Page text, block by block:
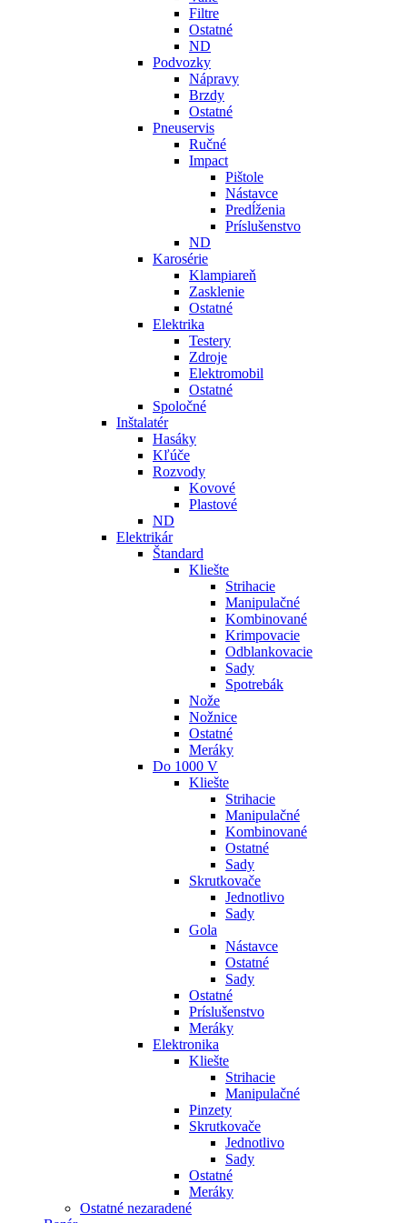
Filtre
Ostatné
ND
Podvozky
Nápravy
Brzdy
Ostatné
Pneuservis
Ručné
Impact
Pištole
Nástavce
Predĺženia
Príslušenstvo
ND
Karosérie
Klampiareň
Zasklenie
Ostatné
Elektrika
Testery
Zdroje
Elektromobil
Ostatné
Spoločné
Inštalatér
Hasáky
Kľúče
Rozvody
Kovové
Plastové
ND
Elektrikár
Štandard
Kliešte
Strihacie
Manipulačné
Kombinované
Krimpovacie
Odblankovacie
Sady
Spotrebák
Nože
Nožnice
Ostatné
Meráky
Do 1000 V
Kliešte
Strihacie
Manipulačné
Kombinované
Ostatné
Sady
Skrutkovače
Jednotlivo
Sady
Gola
Nástavce
Ostatné
Sady
Ostatné
Príslušenstvo
Meráky
Elektronika
Kliešte
Strihacie
Manipulačné
Pinzety
Skrutkovače
Jednotlivo
Sady
Ostatné
Meráky
Ostatné nezaradené